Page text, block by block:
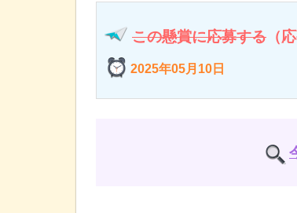
この懸賞に応募する （
2025年05月10日